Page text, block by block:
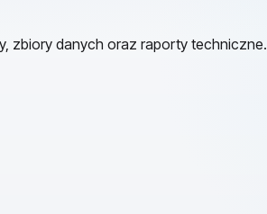
zbiory danych oraz raporty techniczne.